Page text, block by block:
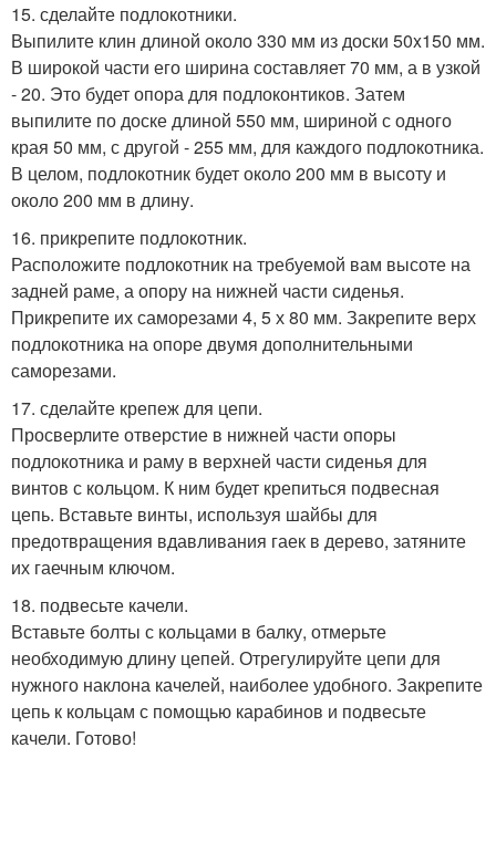
15. сделайте подлокотники.
Выпилите клин длиной около 330 мм из доски 50x150 мм.
В широкой части его ширина составляет 70 мм, а в узкой
- 20. Это будет опора для подлоконтиков. Затем
выпилите по доске длиной 550 мм, шириной с одного
края 50 мм, с другой - 255 мм, для каждого подлокотника.
В целом, подлокотник будет около 200 мм в высоту и
около 200 мм в длину.
16. прикрепите подлокотник.
Расположите подлокотник на требуемой вам высоте на
задней раме, а опору на нижней части сиденья.
Прикрепите их саморезами 4, 5 х 80 мм. Закрепите верх
подлокотника на опоре двумя дополнительными
саморезами.
17. сделайте крепеж для цепи.
Просверлите отверстие в нижней части опоры
подлокотника и раму в верхней части сиденья для
винтов с кольцом. К ним будет крепиться подвесная
цепь. Вставьте винты, используя шайбы для
предотвращения вдавливания гаек в дерево, затяните
их гаечным ключом.
18. подвесьте качели.
Вставьте болты с кольцами в балку, отмерьте
необходимую длину цепей. Отрегулируйте цепи для
нужного наклона качелей, наиболее удобного. Закрепите
цепь к кольцам с помощью карабинов и подвесьте
качели. Готово!